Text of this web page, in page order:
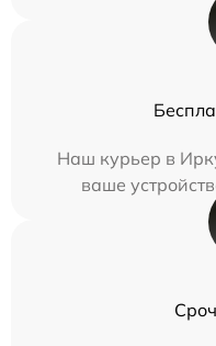
Наш курьер в
ваше